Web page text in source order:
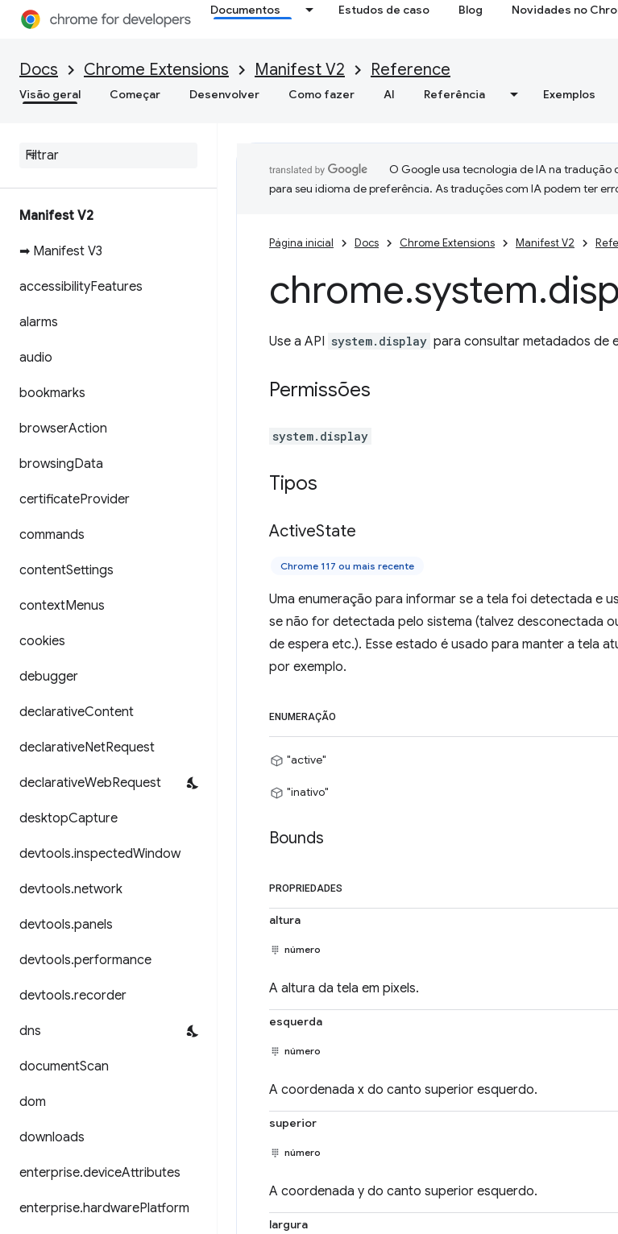
Documentos Estudos de caso Blog Novidades no
Docs Chrome Extensions Manifest V2 Reference
Visão geral Começar Desenvolver Como fazer AI Referência Exemplos
Manifest V2
➡ Manifest V3
accessibilityFeatures
alarms
audio
bookmarks
browserAction
browsingData
certificateProvider
commands
contentSettings
contextMenus
cookies
debugger
declarativeContent
declarativeNetRequest
declarativeWebRequest
desktopCapture
devtools.inspectedWindow
devtools.network
devtools.panels
devtools.performance
devtools.recorder
dns
documentScan
dom
downloads
enterprise.deviceAttributes
enterprise.hardwarePlatform
O Google usa tecnologia de IA na tradução
para seu idioma de preferência. As traduções com IA podem ter
Página inicial Docs Chrome Extensions Manifest V2
chrome.system.
Use a API system.display para consultar metadados de
Permissões
system.display
Tipos
ActiveState
Chrome 117 ou mais recente
Uma enumeração para informar se a tela foi detectada e
se não for detectada pelo sistema (talvez desconectada
de espera etc.). Esse estado é usado para manter a tela
por exemplo.
ENUMERAÇÃO
"active"
"inativo"
Bounds
PROPRIEDADES
altura
número
A altura da tela em pixels.
esquerda
número
A coordenada x do canto superior esquerdo.
superior
número
A coordenada y do canto superior esquerdo.
largura